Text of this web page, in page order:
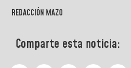
REDACCIÓN MAZO
Comparte esta noticia: